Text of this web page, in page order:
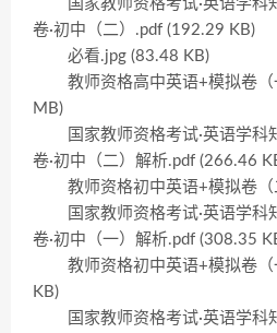
国家教师资格考试·英语学科
卷·初中（二）.pdf (192.29 KB)
必看.jpg (83.48 KB)
教师资格高中英语+模拟卷（
MB)
国家教师资格考试·英语学科
卷·初中（二）解析.pdf (266.46
教师资格初中英语+模拟卷（
国家教师资格考试·英语学科
卷·初中（一）解析.pdf (308.35
教师资格初中英语+模拟卷（
KB)
国家教师资格考试·英语学科